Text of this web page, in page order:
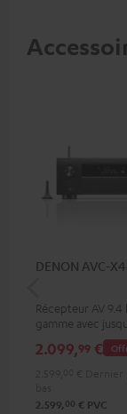
DENON AVC-
Récepteur AV 9.4
gamme avec
de puissance de
canal, supporte
2.099,99 €
2.599, 00 € PVC